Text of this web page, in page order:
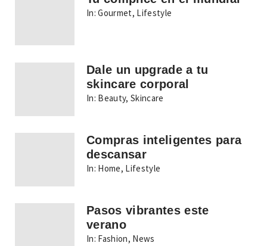
In: Gourmet, Lifestyle
Dale un upgrade a tu
skincare corporal
In: Beauty,Skincare
Compras inteligentes para
descansar
In: Home, Lifestyle
Pasos vibrantes este
verano
In: Fashion, News